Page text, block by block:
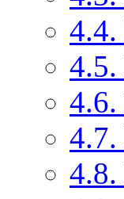
4.5.
4.6.